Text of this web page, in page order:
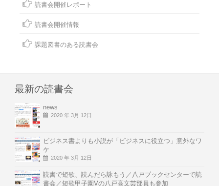
読書会開催レポート
読書会開催情報
課題図書のある読書会
最新の読書会
news
2020 年 3月 12日
ビジネス書よりも小説が「ビジネスに役立つ」意外なワ
ケ
2020 年 3月 12日
読書で短歌、読んだら詠もう／八戸ブックセンターで読
書会／短歌甲子園Vの八戸高文芸部員も参加